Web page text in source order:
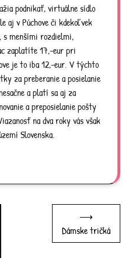
podnikať, virtuálne sídlo
aj v Púchove či kdekoľvek
s menšími rozdielmi,
zaplatíte 17,-eur pri
je to iba 12,-eur. V týchto
za preberanie a posielanie
a platí sa aj za
a preposielanie pošty
na dva roky vás však
Slovenska.
Dámske tričká
⟶